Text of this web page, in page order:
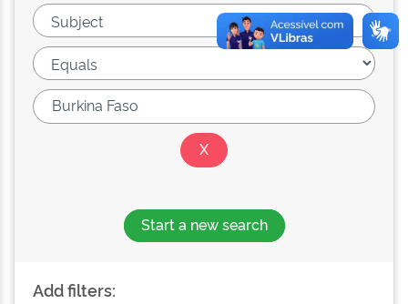
Start a new search
Add filters: